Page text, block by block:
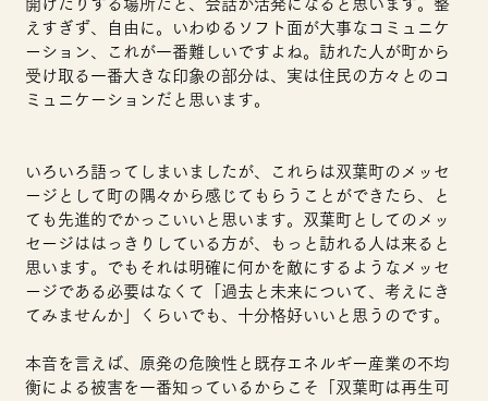
開けたりする場所だと、会話が活発になると思います。整
えすぎず、自由に。いわゆるソフト面が大事なコミュニケ
ーション、これが一番難しいですよね。訪れた人が町から
受け取る一番大きな印象の部分は、実は住民の方々とのコ
ミュニケーションだと思います。
いろいろ語ってしまいましたが、これらは双葉町のメッセ
ージとして町の隅々から感じてもらうことができたら、と
ても先進的でかっこいいと思います。双葉町としてのメッ
セージははっきりしている方が、もっと訪れる人は来ると
思います。でもそれは明確に何かを敵にするようなメッセ
ージである必要はなくて「過去と未来について、考えにき
てみませんか」くらいでも、十分格好いいと思うのです。
本音を言えば、原発の危険性と既存エネルギー産業の不均
衡による被害を一番知っているからこそ「双葉町は再生可